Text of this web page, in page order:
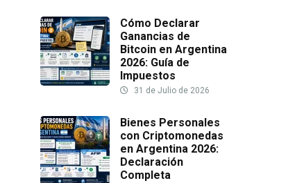
Cómo Declarar
Ganancias de
Bitcoin en Argentina
2026: Guía de
Impuestos
31 de Julio de 2026
Bienes Personales
con Criptomonedas
en Argentina 2026:
Declaración
Completa